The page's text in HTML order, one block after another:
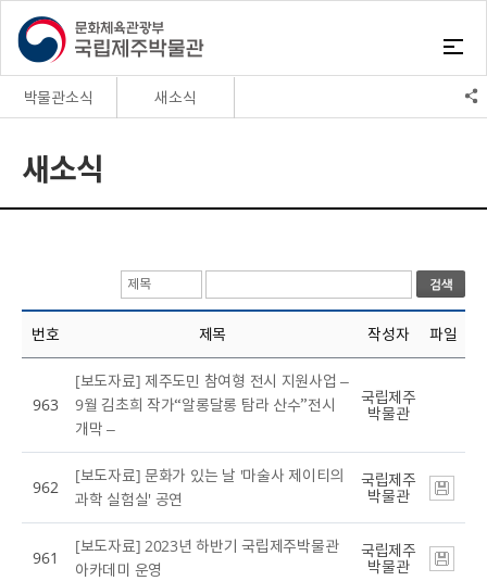
새소식
박물관소식
자원봉사
정보공개
새소식
번호 제목 작성자 파일
963
[보도자료] 제주도민 참여형 전시 지원사업 –
9월 김초희 작가“알롱달롱 탐라 산수”전시
개막 –
국립제주
박물관
962
[보도자료] 문화가 있는 날 '마술사 제이티의
과학 실험실' 공연
국립제주
박물관
961
[보도자료] 2023년 하반기 국립제주박물관
아카데미 운영
국립제주
박물관